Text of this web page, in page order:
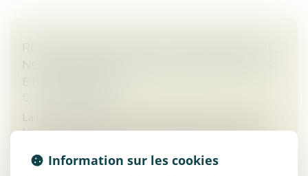
RÉDUCTION DE CAPITAL : NOUVELLE TAXE,
NOUVELLES OBLIGATIONS DÉCLARATIVES
ET DE PAIEMENT
La loi de finances pour 2025 a instauré une nouvelle
taxe sur les réductions de capital consécutives au
dont les modalité...
Information sur les cookies